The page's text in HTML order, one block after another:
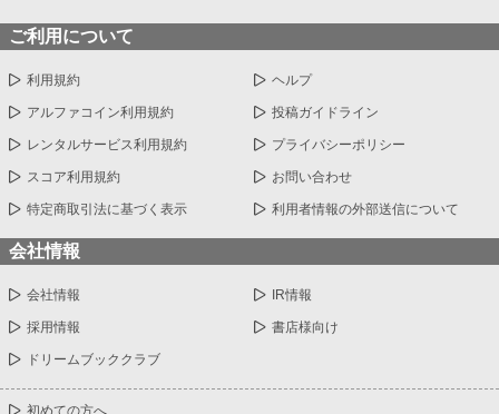
ご利用について
利用規約 ヘルプ
アルファコイン利用規約 投稿ガイドライン
レンタルサービス利用規約 プライバシーポリシー
スコア利用規約 お問い合わせ
特定商取引法に基づく表示 利用者情報の外部送信について
会社情報
会社情報 IR情報
採用情報 書店様向け
ドリームブッククラブ
初めての方へ